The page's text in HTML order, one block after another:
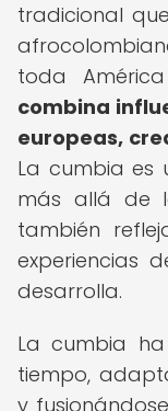
tradicional
toda
combina
europeas,
La cumbia es
más allá de
también
experiencias
desarrolla.
La cumbia
tiempo,
y